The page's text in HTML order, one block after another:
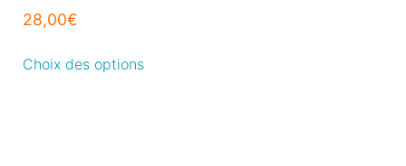
28,00€
Choix des options